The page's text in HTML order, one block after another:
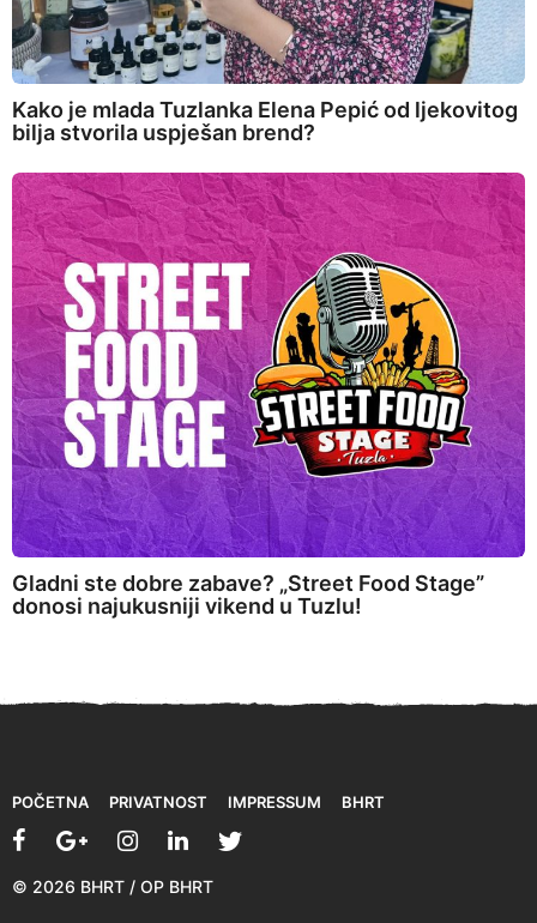
Kako je mlada Tuzlanka Elena Pepić od ljekovitog
bilja stvorila uspješan brend?
Gladni ste dobre zabave? „Street Food Stage”
donosi najukusniji vikend u Tuzlu!
POČETNA PRIVATNOST IMPRESSUM BHRT
© 2026 BHRT / OP BHRT